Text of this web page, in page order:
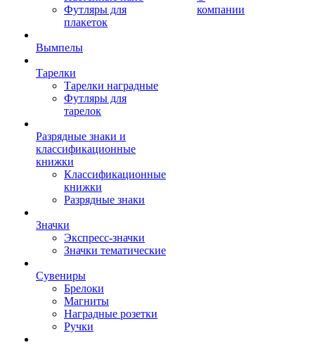
Футляры для
плакеток
Вымпелы
Тарелки
Тарелки наградные
Футляры для
тарелок
Разрядные знаки и
классификационные
книжки
Классификационные
книжки
Разрядные знаки
Значки
Экспресс-значки
Значки тематические
Сувениры
Брелоки
Магниты
Наградные розетки
Ручки
компании